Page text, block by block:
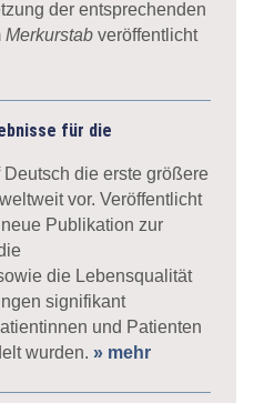
der entsprechenden
Merkurstabveröffentlicht
für die
die erste größere
vor. Veröffentlicht
Publikation zur
die Lebensqualität
signifikant
und Patienten
wurden. » mehr